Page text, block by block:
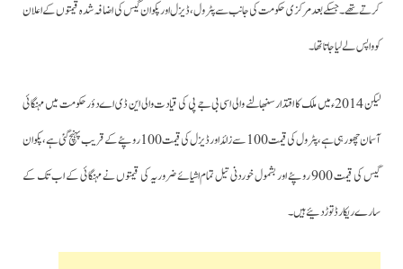
کرتے تھے۔ جسکے بعد مرکزی حکومت کی جانب سے پٹرول، ڈیزل اور پکوان گیس کی اضافہ شدہ قیمتوں کے اعلان
کو واپس لے لیا جاتا تھا۔
لیکن 2014ء میں ملک کا اقتدار سنبھالنے والی اسی بی جے پی کی قیادت والی این ڈی اے دؤرحکومت میں مہنگائی
آسمان چھورہی ہے،پٹرول کی قیمت 100 سے زائد اور ڈیزل کی قیمت 100 روپئے کے قریب پہنچ گئی ہے، پکوان
گیس کی قیمت 900 روپئے اور بشمول خوردنی تیل تمام اشیائے ضروریہ کی قیمتوں نے مہنگائی کے اب تک کے
سارے ریکارڈ توڑدئیے ہیں۔